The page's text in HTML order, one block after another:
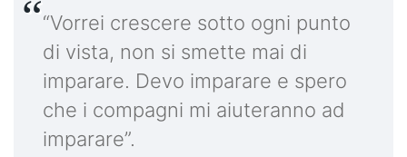
“Vorrei crescere sotto ogni punto
di vista, non si smette mai di
imparare. Devo imparare e spero
che i compagni mi aiuteranno ad
imparare”.